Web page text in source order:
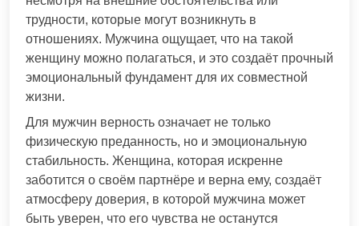
трудности, которые могут возникнуть в
отношениях. Мужчина ощущает, что на такой
женщину можно полагаться, и это создаёт прочный
эмоциональный фундамент для их совместной
жизни.
Для мужчин верность означает не только
физическую преданность, но и эмоциональную
стабильность. Женщина, которая искренне
заботится о своём партнёре и верна ему, создаёт
атмосферу доверия, в которой мужчина может
быть уверен, что его чувства не останутся